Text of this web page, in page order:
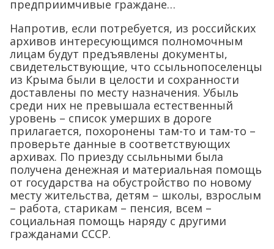
предприимчивые граждане…
Напротив, если потребуется, из российских
архивов интересующимся полномочным
лицам будут предъявлены документы,
свидетельствующие, что ссыльнопоселенцы
из Крыма были в целости и сохранности
доставлены по месту назначения. Убыль
среди них не превышала естественный
уровень – список умерших в дороге
прилагается, похоронены там-то и там-то –
проверьте данные в соответствующих
архивах. По приезду ссыльными была
получена денежная и материальная помощь
от государства на обустройство по новому
месту жительства, детям – школы, взрослым
– работа, старикам – пенсия, всем –
социальная помощь наряду с другими
гражданами СССР.